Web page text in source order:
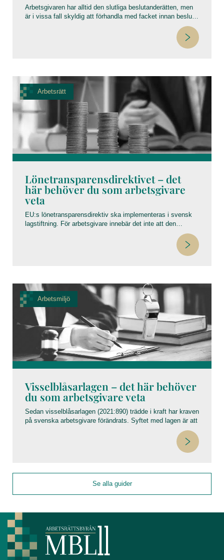
Arbetsgivaren har alltid den slutliga beslutanderätten, men
är i vissa fall skyldig att förhandla med facket innan beslut
Arbetsrätt
Lönetransparensdirektivet – det
här behöver du som arbetsgivare
veta
EU:s lönetransparensdirektiv ska implementeras i svensk
lagstiftning. För arbetsgivare innebär det inte att den
individuella lönesättningen försvinner men lönesättningen
ska vara könsneutral och eventuella löneskillnader ska
kunna förklaras på objektiva och sakliga grunder, såsom
Arbetsmiljö
Visselblåsarlagen – det här behöver
du som arbetsgivare veta
Sedan visselblåsarlagen (2021:890) trädde i kraft har kraven
på svenska arbetsgivare förändrats. Syftet med lagen är att
missförhållanden och att säkerställa att viktig information
Se alla guider